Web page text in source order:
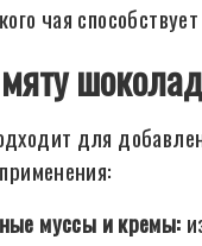
чая
для
муссы и кремы: